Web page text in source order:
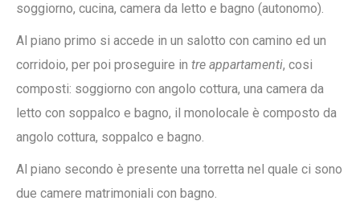
soggiorno, cucina, camera da letto e bagno (autonomo).
Al piano primo si accede in un salotto con camino ed un
corridoio, per poi proseguire in tre appartamenti, cosi
composti: soggiorno con angolo cottura, una camera da
letto con soppalco e bagno, il monolocale è composto da
angolo cottura, soppalco e bagno.
Al piano secondo è presente una torretta nel quale ci sono
due camere matrimoniali con bagno.